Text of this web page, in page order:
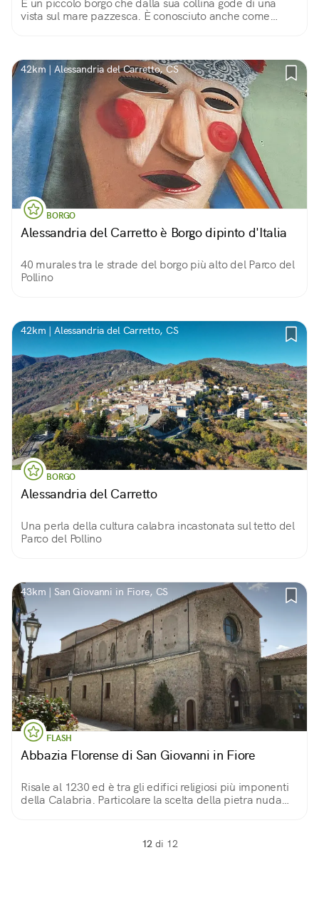
È un piccolo borgo che dalla sua collina gode di una
vista sul mare pazzesca. È conosciuto anche come
42km | Alessandria del Carretto, CS
BORGO
Alessandria del Carretto è Borgo dipinto d'Italia
40 murales tra le strade del borgo più alto del Parco del
Pollino
42km | Alessandria del Carretto, CS
BORGO
Alessandria del Carretto
Una perla della cultura calabra incastonata sul tetto del
Parco del Pollino
43km | San Giovanni in Fiore, CS
FLASH
Abbazia Florense di San Giovanni in Fiore
Risale al 1230 ed è tra gli edifici religiosi più imponenti
della Calabria. Particolare la scelta della pietra nuda
12 di 12